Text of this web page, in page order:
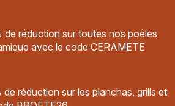
réduction sur toutes nos poêles
avec le code CERAMETE
réduction sur les planchas, grills et